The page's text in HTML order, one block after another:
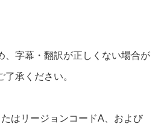
、字幕・翻訳が正しくない場合が
承ください。
はリージョンコードA、および